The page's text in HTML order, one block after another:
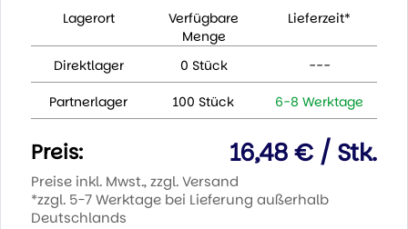
Lagerort
Verfügbare
Menge
Lieferzeit*
Direktlager 0 Stück ---
Partnerlager 100 Stück 6-8 Werktage
Preis: 16,48 € / Stk.
Preise inkl. Mwst., zzgl. Versand
*zzgl. 5-7 Werktage bei Lieferung außerhalb
Deutschlands